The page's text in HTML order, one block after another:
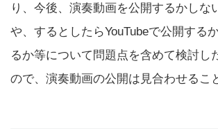
り、今後、演奏動画を公開するかしな
や、するとしたらYouTubeで公開する
るか等について問題点を含めて検討し
ので、演奏動画の公開は見合わせるこ